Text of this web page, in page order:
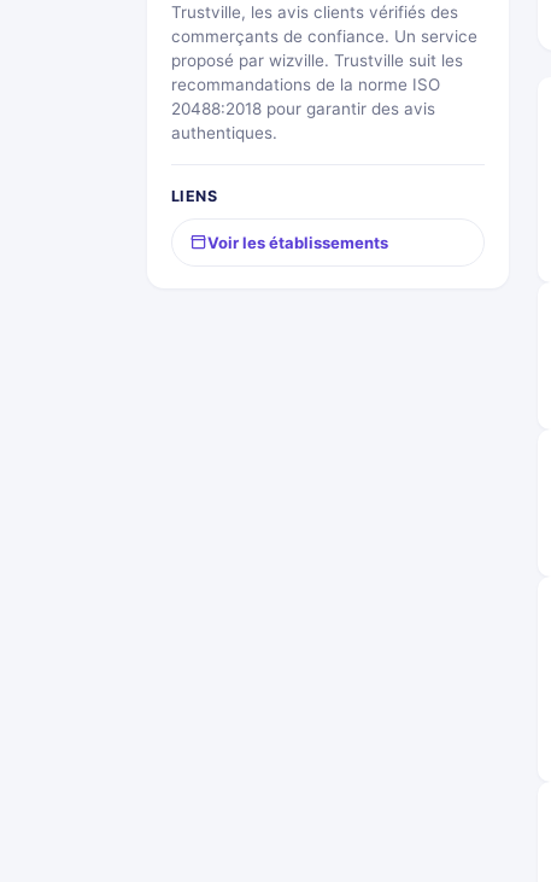
Trustville, les avis clients vérifiés des
commerçants de confiance. Un service
proposé par wizville. Trustville suit les
recommandations de la norme ISO
20488:2018 pour garantir des avis
authentiques.
LIENS
Voir les établissements